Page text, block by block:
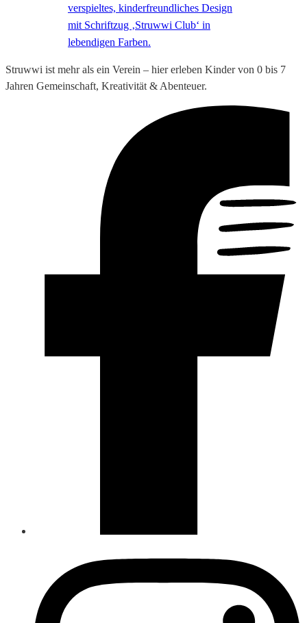
Struwwi ist mehr als ein Verein – hier erleben Kinder von 0 bis 7
Jahren Gemeinschaft, Kreativität & Abenteuer.